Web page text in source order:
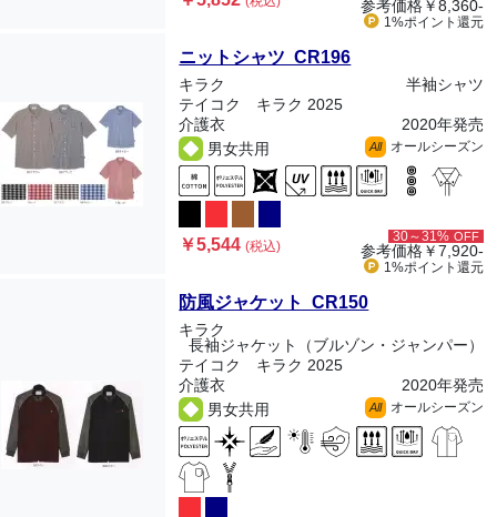
参考価格￥8,360-
1%ポイント 還元
ニットシャツ CR196
キラク
半袖シャツ
テイコク キラク 2025
介護衣
2020年発売
男女共用
All オールシーズン
￥5,544(税込)
30～31% OFF
参考価格￥7,920-
1%ポイント 還元
防風ジャケット CR150
キラク
長袖ジャケット（ブルゾン・ジャンパー）
テイコク キラク 2025
介護衣
2020年発売
男女共用
All オールシーズン